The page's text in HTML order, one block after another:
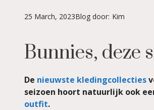
25 March, 2023Blog door: Kim
Bunnies, deze
De nieuwste kledingcollecties
seizoen hoort natuurlijk ook
outfit.